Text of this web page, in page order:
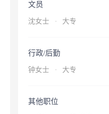
文员
沈女士 · 大专
行政/后勤
钟女士 · 大专
其他职位